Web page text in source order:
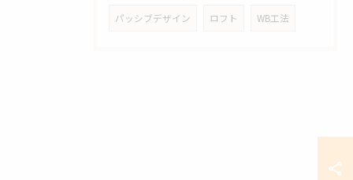
パッシブデザイン ロフト WB工法